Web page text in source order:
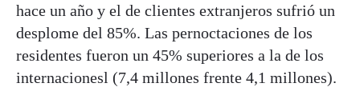
hace un año y el de clientes extranjeros sufrió un
desplome del 85%. Las pernoctaciones de los
residentes fueron un 45% superiores a la de los
internacionesl (7,4 millones frente 4,1 millones).